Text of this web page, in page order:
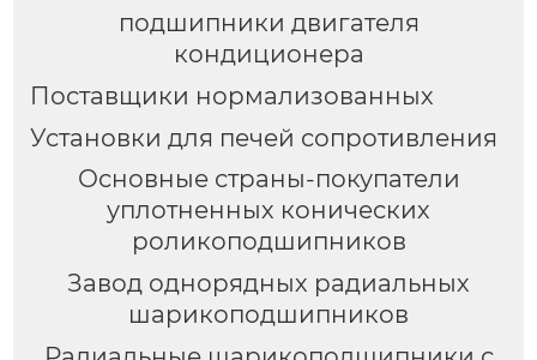
подшипники двигателя
кондиционера
Поставщики нормализованных
Установки для печей сопротивления
Основные страны-покупатели
уплотненных конических
роликоподшипников
Завод однорядных радиальных
шарикоподшипников